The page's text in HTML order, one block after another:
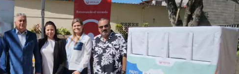
INDUSTRIAS SOLUCIONES GLOBALES
NUCLEAR SOLUTIONS
OFIS
SEDE BENELUX
VEOLIA AGRICULTURE